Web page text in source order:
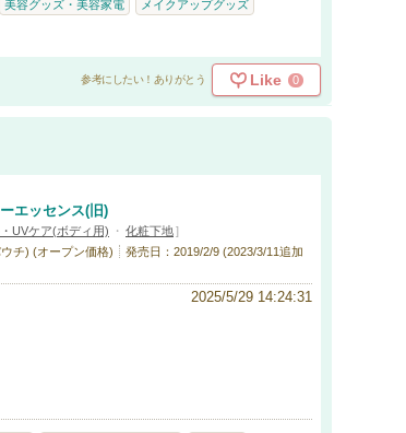
美容グッズ・美容家電 メイクアップグッズ
参考にしたい！ありがとう Like 0
エッセンス(旧)
UVケア(ボディ用) ・ 化粧下地]
チ) (オープン価格)
発売日：2019/2/9 (2023/3/11追加
2025/5/29 14:24:31